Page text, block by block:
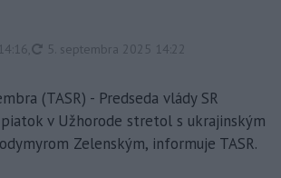
aktualizované
5. septembra 2025 14:22
(TASR) - Predseda vlády SR
v Užhorode stretol s ukrajinským
Zelenským, informuje TASR.